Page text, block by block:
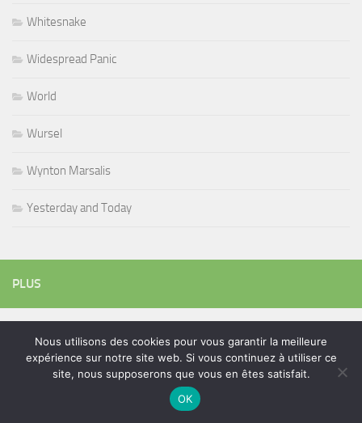
Whitesnake
Widespread Panic
World
Wursel
Wynton Marsalis
Yesterday and Today
PLUS
Rechercher :
Nous utilisons des cookies pour vous garantir la meilleure
expérience sur notre site web. Si vous continuez à utiliser ce
site, nous supposerons que vous en êtes satisfait.
OK